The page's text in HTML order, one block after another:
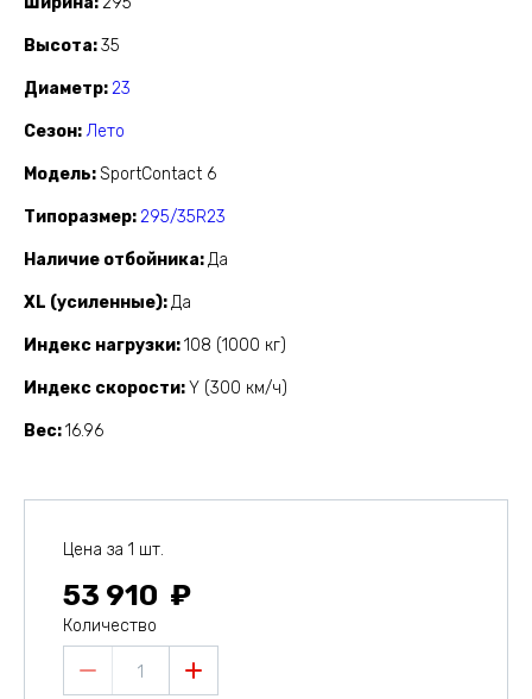
Высота 35
Диаметр 23
Сезон Лето
Модель SportContact 6
Типоразмер 295/35R23
Наличие отбойника Да
XL (усиленные) Да
Индекс нагрузки 108 (1000 кг)
Индекс скорости Y (300 км/ч)
Вес 16.96
Цена за 1 шт.
53 910
Количество
1